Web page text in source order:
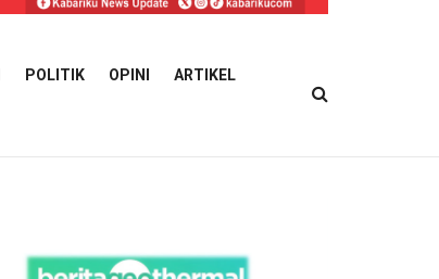
POLITIK OPINI ARTIKEL